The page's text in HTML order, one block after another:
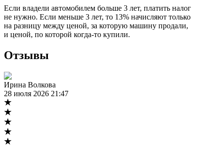
Если владели автомобилем больше 3 лет, платить налог
не нужно. Если меньше 3 лет, то 13% начисляют только
на разницу между ценой, за которую машину продали,
и ценой, по которой когда‑то купили.
Отзывы
Ирина Волкова
28 июля 2026 21:47